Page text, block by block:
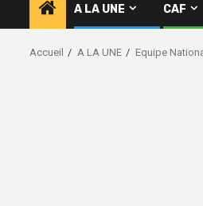
A LA UNE CAF
Accueil A LA UNE Equipe